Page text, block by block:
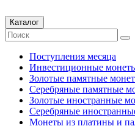
Каталог
Поступления месяца
Инвестиционные
Золотые памятные
Серебряные памятные
Золотые иностранные
Серебряные
Монеты из платины и